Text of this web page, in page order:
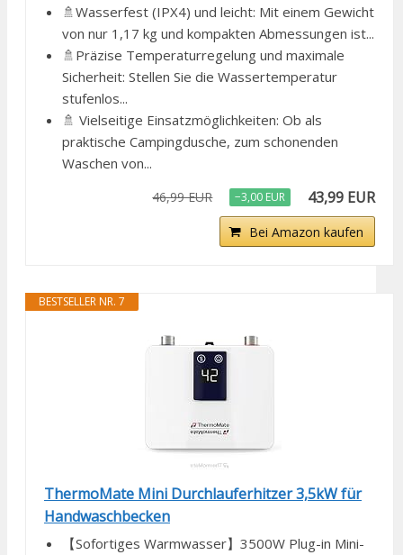
🚿Wasserfest (IPX4) und leicht: Mit einem Gewicht
von nur 1,17 kg und kompakten Abmessungen ist...
🚿Präzise Temperaturregelung und maximale
Sicherheit: Stellen Sie die Wassertemperatur
stufenlos...
🚿 Vielseitige Einsatzmöglichkeiten: Ob als
praktische Campingdusche, zum schonenden
Waschen von...
46,99 EUR −3,00 EUR 43,99 EUR
Bei Amazon kaufen
BESTSELLER NR. 7
ThermoMate Mini Durchlauferhitzer 3,5kW für
Handwaschbecken
【Sofortiges Warmwasser】3500W Plug-in Mini-